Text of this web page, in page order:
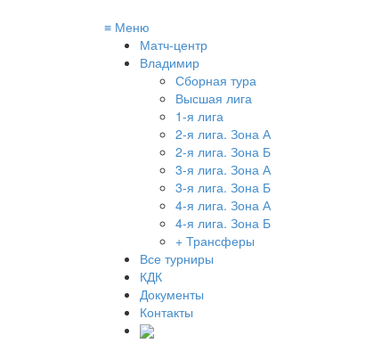
≡ Меню
Матч-центр
Владимир
Сборная тура
Высшая лига
1-я лига
2-я лига. Зона А
2-я лига. Зона Б
3-я лига. Зона А
3-я лига. Зона Б
4-я лига. Зона А
4-я лига. Зона Б
+ Трансферы
Все турниры
КДК
Документы
Контакты